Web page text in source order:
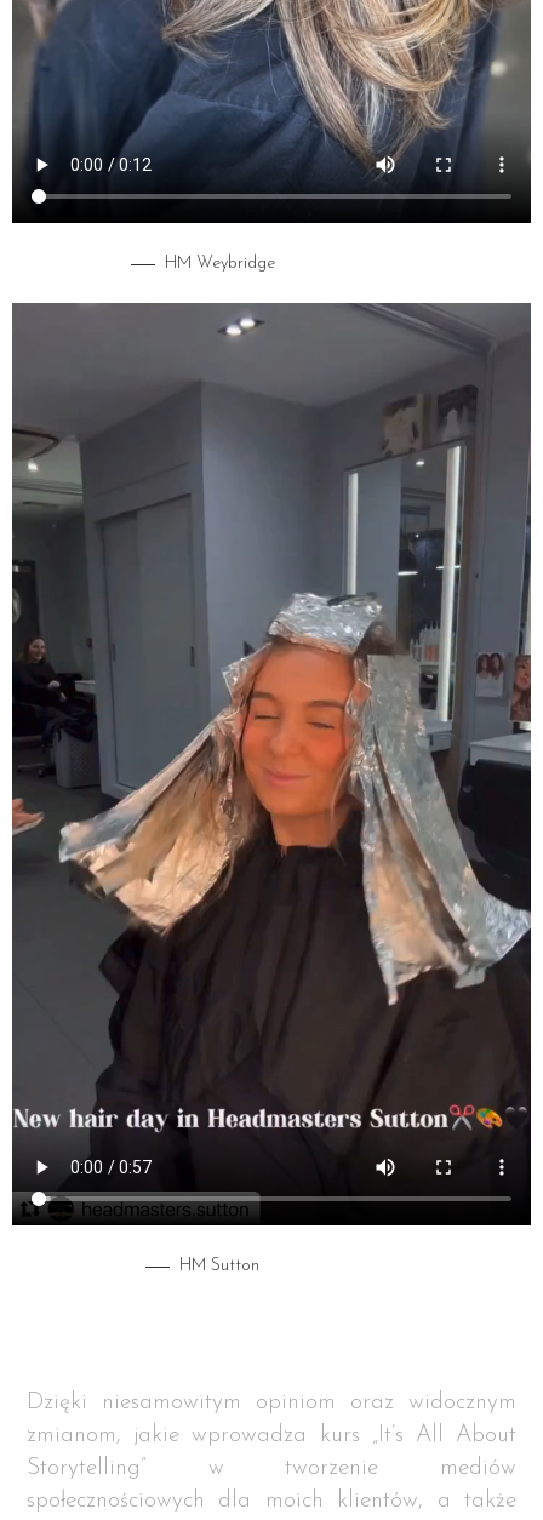
HM Weybridge
HM Sutton
Dzięki niesamowitym opiniom oraz widocznym
zmianom, jakie wprowadza kurs „It’s All About
Storytelling” w tworzenie mediów
społecznościowych dla moich klientów, a także